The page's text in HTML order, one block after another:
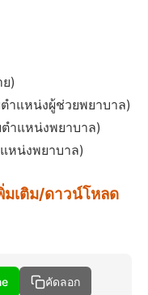
)
ำแหน่งผู้ช่วยพยาบาล)
ำแหน่งพยาบาล)
หน่งพยาบาล)
มเติม/ดาวน์โหลด
คัดลอก